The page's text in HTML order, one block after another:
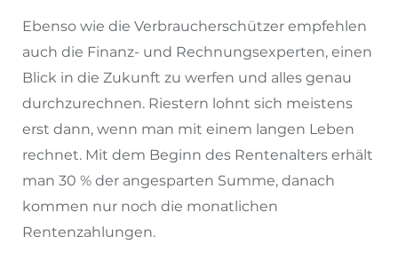
Ebenso wie die Verbraucherschützer empfehlen
auch die Finanz- und Rechnungsexperten, einen
Blick in die Zukunft zu werfen und alles genau
durchzurechnen. Riestern lohnt sich meistens
erst dann, wenn man mit einem langen Leben
rechnet. Mit dem Beginn des Rentenalters erhält
man 30 % der angesparten Summe, danach
kommen nur noch die monatlichen
Rentenzahlungen.